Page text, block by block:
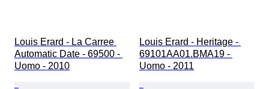
Louis Erard - La Carree
Automatic Date - 69500 -
Uomo - 2010
Louis Erard - Heritage -
69101AA01.BMA19 -
Uomo - 2011